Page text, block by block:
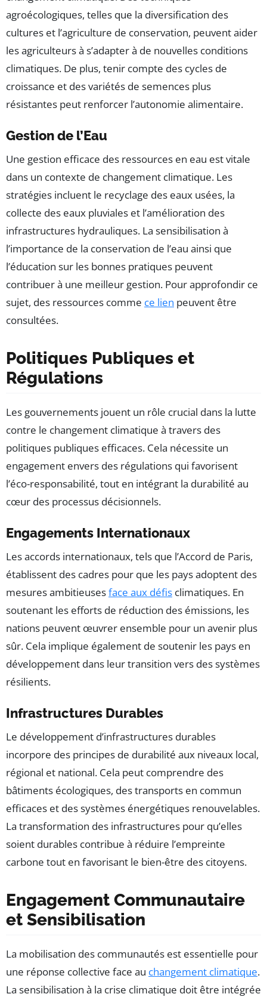
agroécologiques, telles que la diversification des
cultures et l’agriculture de conservation, peuvent aider
les agriculteurs à s’adapter à de nouvelles conditions
climatiques. De plus, tenir compte des cycles de
croissance et des variétés de semences plus
résistantes peut renforcer l’autonomie alimentaire.
Gestion de l’Eau
Une gestion efficace des ressources en eau est vitale
dans un contexte de changement climatique. Les
stratégies incluent le recyclage des eaux usées, la
collecte des eaux pluviales et l’amélioration des
infrastructures hydrauliques. La sensibilisation à
l’importance de la conservation de l’eau ainsi que
l’éducation sur les bonnes pratiques peuvent
contribuer à une meilleur gestion. Pour approfondir ce
sujet, des ressources comme ce lien peuvent être
consultées.
Politiques Publiques et
Régulations
Les gouvernements jouent un rôle crucial dans la lutte
contre le changement climatique à travers des
politiques publiques efficaces. Cela nécessite un
engagement envers des régulations qui favorisent
l’éco-responsabilité, tout en intégrant la durabilité au
cœur des processus décisionnels.
Engagements Internationaux
Les accords internationaux, tels que l’Accord de Paris,
établissent des cadres pour que les pays adoptent des
mesures ambitieusesface aux défis climatiques. En
soutenant les efforts de réduction des émissions, les
nations peuvent œuvrer ensemble pour un avenir plus
sûr. Cela implique également de soutenir les pays en
développement dans leur transition vers des systèmes
résilients.
Infrastructures Durables
Le développement d’infrastructures durables
incorpore des principes de durabilité aux niveaux local,
régional et national. Cela peut comprendre des
bâtiments écologiques, des transports en commun
efficaces et des systèmes énergétiques renouvelables.
La transformation des infrastructures pour qu’elles
soient durables contribue à réduire l’empreinte
carbone tout en favorisant le bien-être des citoyens.
Engagement Communautaire
et Sensibilisation
La mobilisation des communautés est essentielle pour
une réponse collective face au changement climatique.
La sensibilisation à la crise climatique doit être intégrée